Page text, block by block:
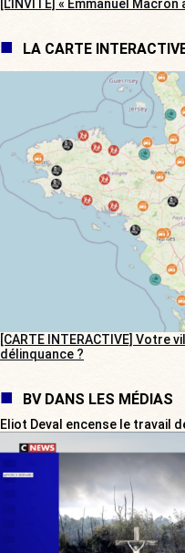
[L’INVITÉ] « Emmanuel
LA CARTE
[CARTE INTERACTIVE] Votre
délinquance ?
BV DANS LES MÉDIAS
Eliot Deval encense le travail